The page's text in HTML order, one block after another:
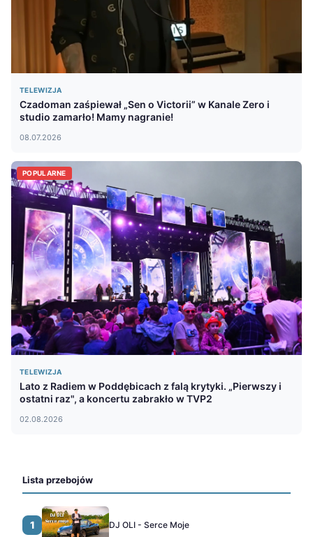
TELEWIZJA
Czadoman zaśpiewał „Sen o Victorii” w Kanale Zero i
studio zamarło! Mamy nagranie!
08.07.2026
POPULARNE
TELEWIZJA
Lato z Radiem w Poddębicach z falą krytyki. „Pierwszy i
ostatni raz", a koncertu zabrakło w TVP2
02.08.2026
Lista przebojów
1 DJ OLI - Serce Moje